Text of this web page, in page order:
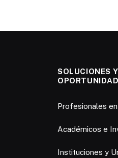
SOLUCIONES Y
Profesionales
Académicos e
Instituciones y